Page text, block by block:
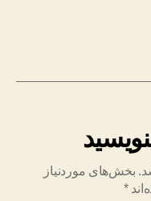
بخش‌های موردنیاز
*